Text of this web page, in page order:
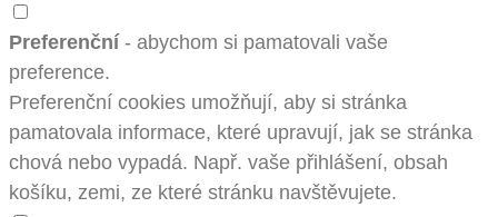
Preferenční - abychom si pamatovali vaše
preference.
Preferenční cookies umožňují, aby si stránka
pamatovala informace, které upravují, jak se stránka
chová nebo vypadá. Např. vaše přihlášení, obsah
košíku, zemi, ze které stránku navštěvujete.